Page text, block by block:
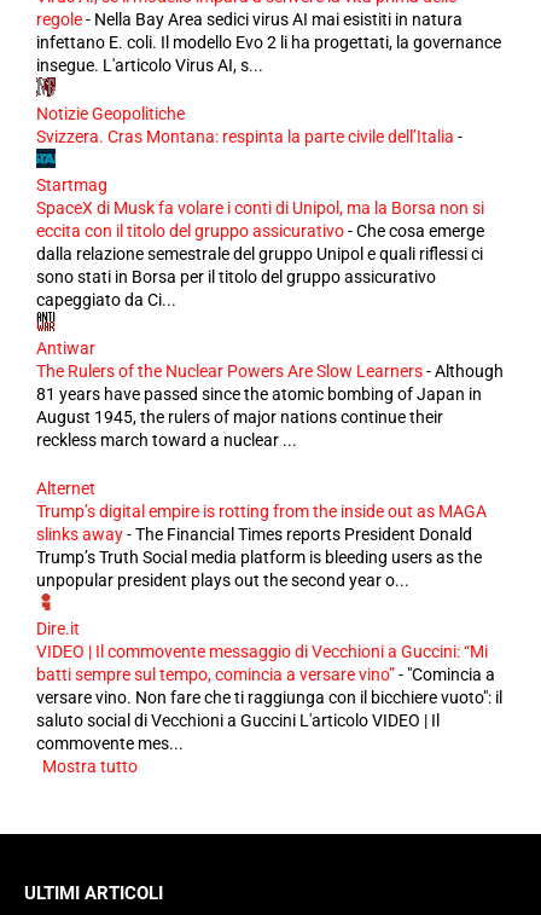
regole- Nella Bay Area sedici virus AI mai esistiti in natura
infettano E. coli. Il modello Evo 2 li ha progettati, la governance
insegue. L'articolo Virus AI, s...
Notizie Geopolitiche
Svizzera. Cras Montana: respinta la parte civile dell’Italia -
Startmag
SpaceX di Musk fa volare i conti di Unipol, ma la Borsa non si
eccita con il titolo del gruppo assicurativo-Che cosa emerge
dalla relazione semestrale del gruppo Unipol e quali riflessi ci
sono stati in Borsa per il titolo del gruppo assicurativo
capeggiato da Ci...
Antiwar
The Rulers of the Nuclear Powers Are Slow Learners-Although
81 years have passed since the atomic bombing of Japan in
August 1945, the rulers of major nations continue their
reckless march toward a nuclear ...
Alternet
Trump’s digital empire is rotting from the inside out as MAGA
slinks away-The Financial Times reports President Donald
Trump’s Truth Social media platform is bleeding users as the
unpopular president plays out the second year o...
Dire.it
VIDEO | Il commovente messaggio di Vecchioni a Guccini: “Mi
batti sempre sul tempo, comincia a versare vino”- "Comincia a
versare vino. Non fare che ti raggiunga con il bicchiere vuoto": il
saluto social di Vecchioni a Guccini L'articolo VIDEO | Il
commovente mes...
Mostra tutto
ULTIMI ARTICOLI